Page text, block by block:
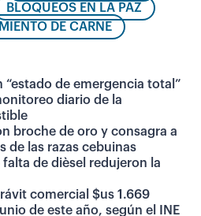
BLOQUEOS EN LA PAZ
DE CARNE
de emergencia total”
diario de la
broche de oro y consagra a
de las razas cebuinas
de dièsel redujeron la
comercial $us 1.669
de este año, según el INE